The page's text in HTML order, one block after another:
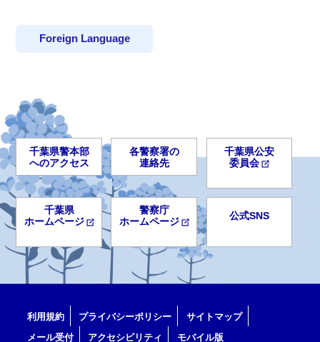
Foreign Language
千葉県警本部
へのアクセス
各警察署の
連絡先
千葉県公安
委員会
千葉県
ホームページ
警察庁
ホームページ
公式SNS
利用規約 プライバシーポリシー
サイトマップ
メール受付
アクセシビリティ モバイル版